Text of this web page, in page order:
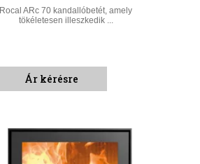
Rocal ARc 70 kandallóbetét, amely
tökéletesen illeszkedik ...
Ár kérésre